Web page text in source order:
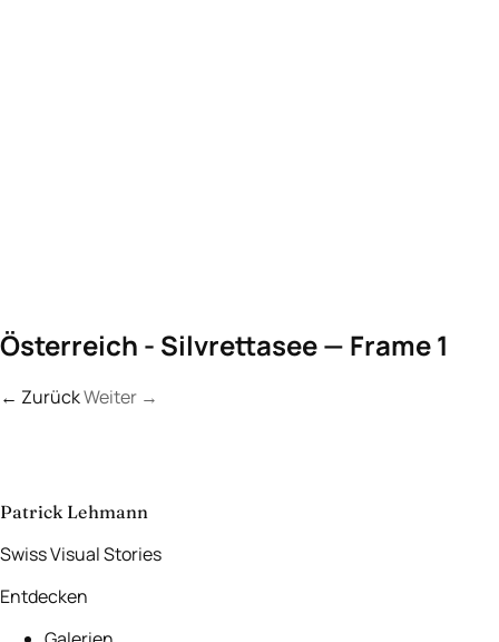
Österreich - Silvrettasee — Frame 1
← ZurückWeiter →
aufnehmen→
Patrick Lehmann
Swiss Visual Stories
Entdecken